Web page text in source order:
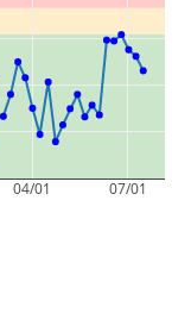
04/01 07/01